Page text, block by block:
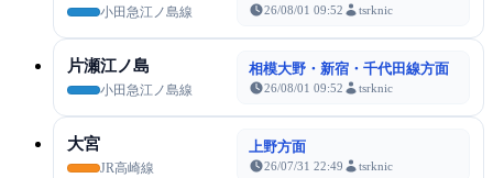
小田急江ノ島線 26/08/01 09:52 tsrknic
片瀬江ノ島
小田急江ノ島線
相模大野・新宿・千代田線方面
26/08/01 09:52 tsrknic
大宮
JR高崎線
上野方面
26/07/31 22:49 tsrknic